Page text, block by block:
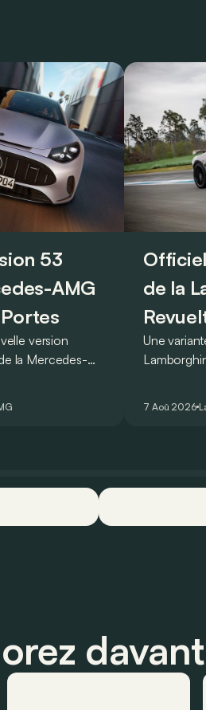
53
AMG
version
la Mercedes-
de la
Une
voiture de
7 Aoû 2026